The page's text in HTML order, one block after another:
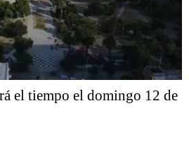
el tiempo el domingo 12 de